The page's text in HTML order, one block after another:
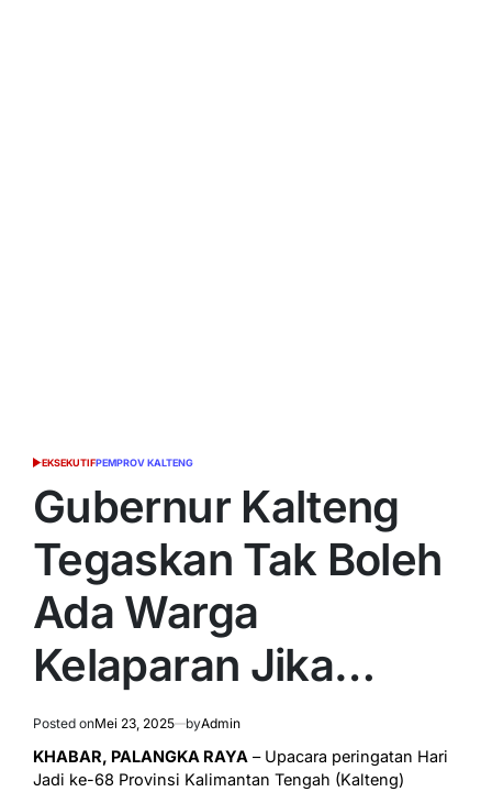
POSTED
EKSEKUTIFPEMPROV KALTENG
Gubernur Kalteng
Tegaskan Tak Boleh
Ada Warga
Kelaparan Jika…
Posted onMei 23, 2025 byAdmin
KHABAR, PALANGKA RAYA – Upacara peringatan Hari
Jadi ke-68 Provinsi Kalimantan Tengah (Kalteng)